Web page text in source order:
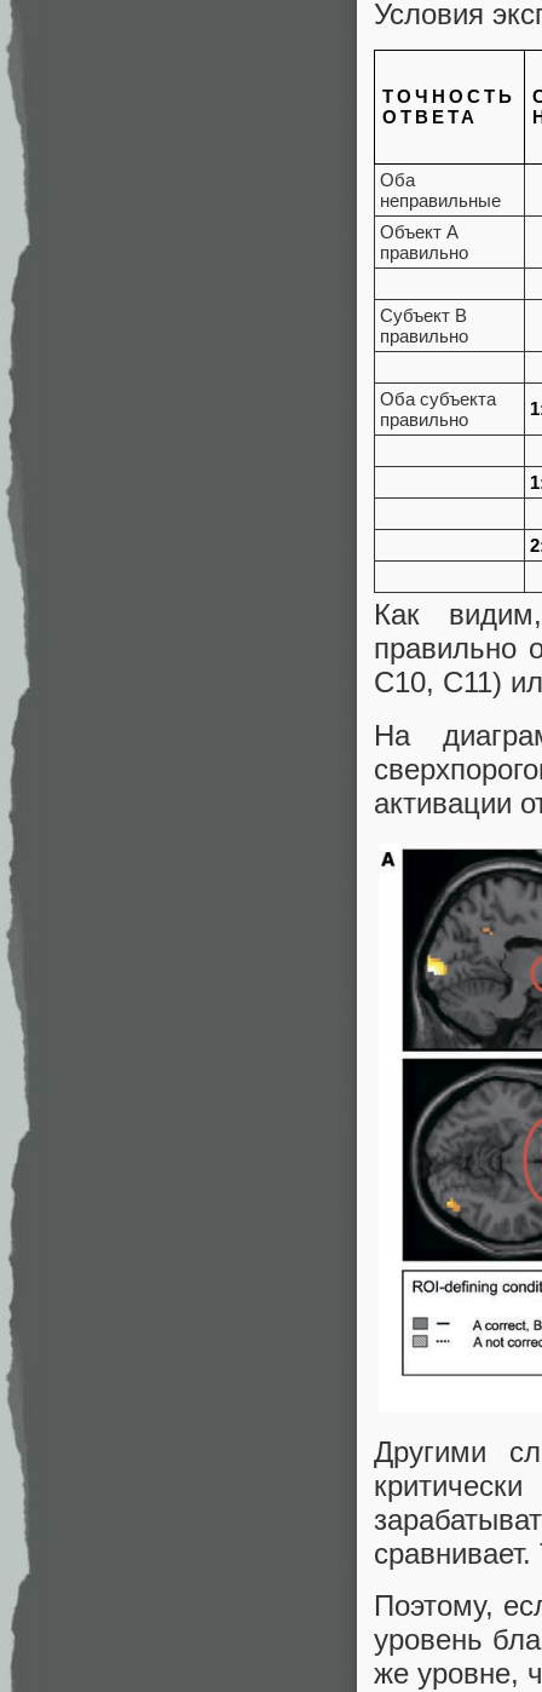
Условия
ТОЧНОСТЬ
ОТВЕТА
Оба
неправильные
Объект А
правильно
Субъект В
правильно
Оба субъекта
правильно
Как
правильно
С10, С11)
На
активации
Другими
Поэтому,
уровень
же уровне,